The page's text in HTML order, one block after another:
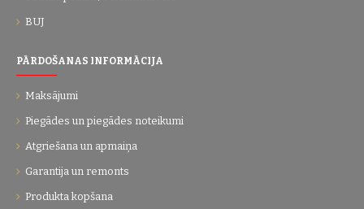
BUJ
PĀRDOŠANAS INFORMĀCIJA
Maksājumi
Piegādes un piegādes noteikumi
Atgriešana un apmaiņa
Garantija un remonts
Produkta kopšana